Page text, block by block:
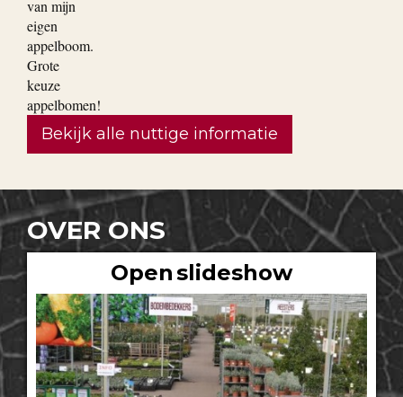
Bekijk alle nuttige informatie
OVER ONS
Open slideshow